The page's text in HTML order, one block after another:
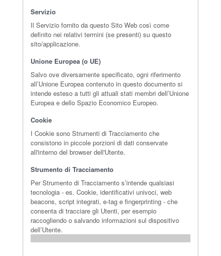
Servizio
Il Servizio fornito da questo Sito Web così come
definito nei relativi termini (se presenti) su questo
sito/applicazione.
Unione Europea (o UE)
Salvo ove diversamente specificato, ogni riferimento
all’Unione Europea contenuto in questo documento si
intende esteso a tutti gli attuali stati membri dell’Unione
Europea e dello Spazio Economico Europeo.
Cookie
I Cookie sono Strumenti di Tracciamento che
consistono in piccole porzioni di dati conservate
all'interno del browser dell'Utente.
Strumento di Tracciamento
Per Strumento di Tracciamento s’intende qualsiasi
tecnologia - es. Cookie, identificativi univoci, web
beacons, script integrati, e-tag e fingerprinting - che
consenta di tracciare gli Utenti, per esempio
raccogliendo o salvando informazioni sul dispositivo
dell’Utente.